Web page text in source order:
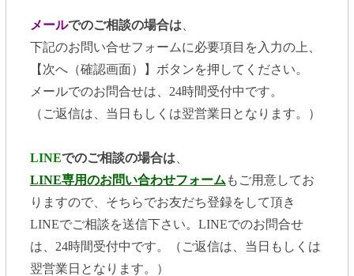
メールでのご相談の場合は
下記のお問い合せフォームに必要項目を入力の上、
【次へ（確認画面）】ボタンを押してください。
メールでのお問合せは、24時間受付中です。
（ご返信は、当日もしくは翌営業日となります。）
LINEでのご相談の場合は
LINE専用のお問い合わせフォーム もご用意してお
りますので、そちらでお友だち登録をして頂き
LINEでご相談を送信下さい。LINEでのお問合せ
は、24時間受付中です。（ご返信は、当日もしくは
翌営業日となります。）